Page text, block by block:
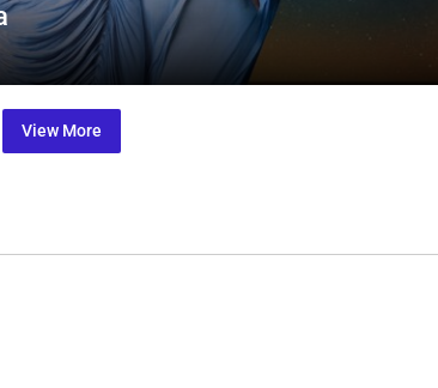
View More